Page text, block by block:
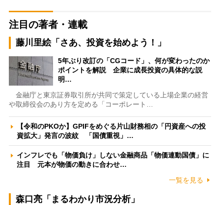
注目の著者・連載
藤川里絵「さあ、投資を始めよう！」
5年ぶり改訂の「CGコード」、何が変わったのか
ポイントを解説 企業に成長投資の具体的な説
明…
金融庁と東京証券取引所が共同で策定している上場企業の経営
や取締役会のあり方を定める「コーポレート…
【令和のPKOか】GPIFをめぐる片山財務相の「円資産への投
資拡大」発言の波紋 「国債重視」…
インフレでも「物価負け」しない金融商品「物価連動国債」に
注目 元本が物価の動きに合わせ…
一覧を見る
森口亮「まるわかり市況分析」